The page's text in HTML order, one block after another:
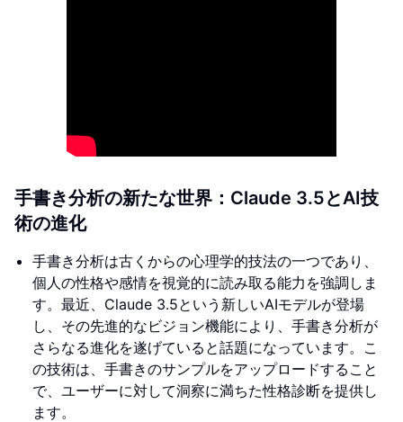
手書き分析の新たな世界：Claude 3.5とAI技
術の進化
手書き分析は古くからの心理学的技法の一つであり、
個人の性格や感情を視覚的に読み取る能力を強調しま
す。最近、Claude 3.5という新しいAIモデルが登場
し、その先進的なビジョン機能により、手書き分析が
さらなる進化を遂げていると話題になっています。こ
の技術は、手書きのサンプルをアップロードすること
で、ユーザーに対して洞察に満ちた性格診断を提供し
ます。